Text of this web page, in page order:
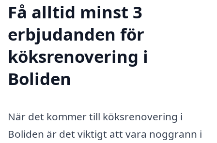
Få alltid minst 3
erbjudanden för
köksrenovering i
Boliden
När det kommer till köksrenovering i
Boliden är det viktigt att vara noggrann i